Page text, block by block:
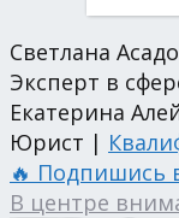
Светлана
Эксперт в
Екатерина
Юрист |
🔥 Подпишись
В центре